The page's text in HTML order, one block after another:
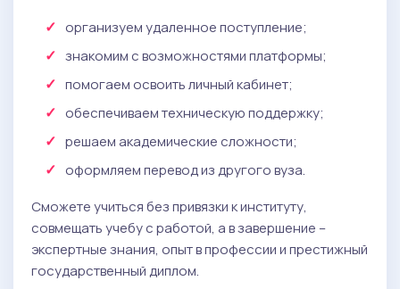
организуем удаленное поступление;
знакомим с возможностями платформы;
помогаем освоить личный кабинет;
обеспечиваем техническую поддержку;
решаем академические сложности;
оформляем перевод из другого вуза.
Сможете учиться без привязки к институту,
совмещать учебу с работой, а в завершение –
экспертные знания, опыт в профессии и престижный
государственный диплом.